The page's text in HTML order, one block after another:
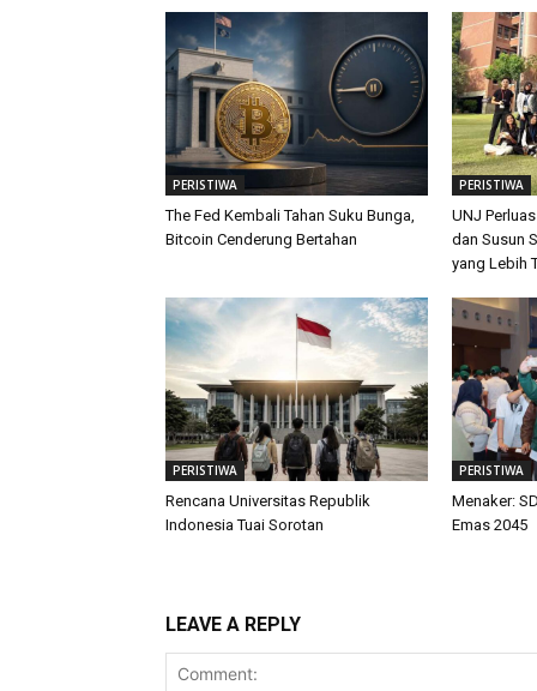
PERISTIWA
The Fed Kembali Tahan Suku Bunga,
Bitcoin Cenderung Bertahan
PERISTIWA
UNJ
dan Susun
yang Lebih
PERISTIWA
Rencana Universitas Republik
Indonesia Tuai Sorotan
PERISTIWA
Menaker:
Emas 2045
LEAVE A REPLY